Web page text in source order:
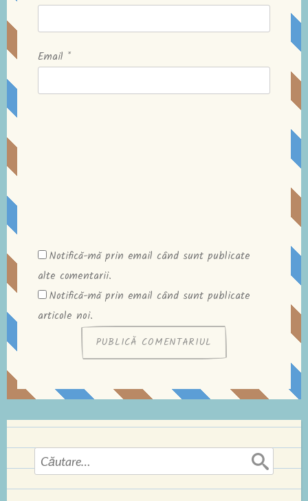
Email *
Notifică-mă prin email când sunt publicate
alte comentarii.
Notifică-mă prin email când sunt publicate
articole noi.
Caută
după: